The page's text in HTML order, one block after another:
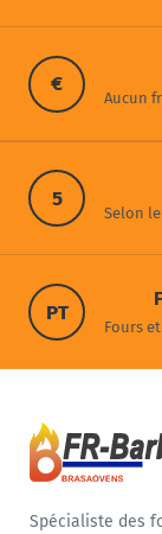
€
Aucun
5
Selon
PT
Fours
Spécialiste des